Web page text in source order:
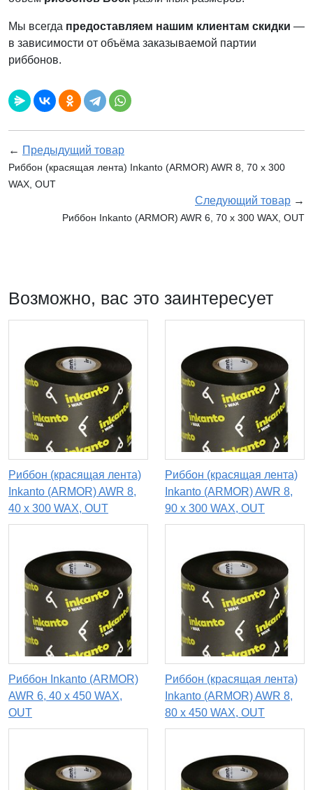
Мы всегда предоставляем нашим клиентам скидки —
в зависимости от объёма заказываемой партии
риббонов.
← Предыдущий товар
Риббон (красящая лента) Inkanto (ARMOR) AWR 8, 70 х 300
WAX, OUT
Следующий товар →
Риббон Inkanto (ARMOR) AWR 6, 70 х 300 WAX, OUT
Возможно, вас это заинтересует
Риббон (красящая лента)
Inkanto (ARMOR) AWR 8,
40 х 300 WAX, OUT
Риббон (красящая лента)
Inkanto (ARMOR) AWR 8,
90 x 300 WAX, OUT
Риббон Inkanto (ARMOR)
AWR 6, 40 х 450 WAX,
OUT
Риббон (красящая лента)
Inkanto (ARMOR) AWR 8,
80 х 450 WAX, OUT